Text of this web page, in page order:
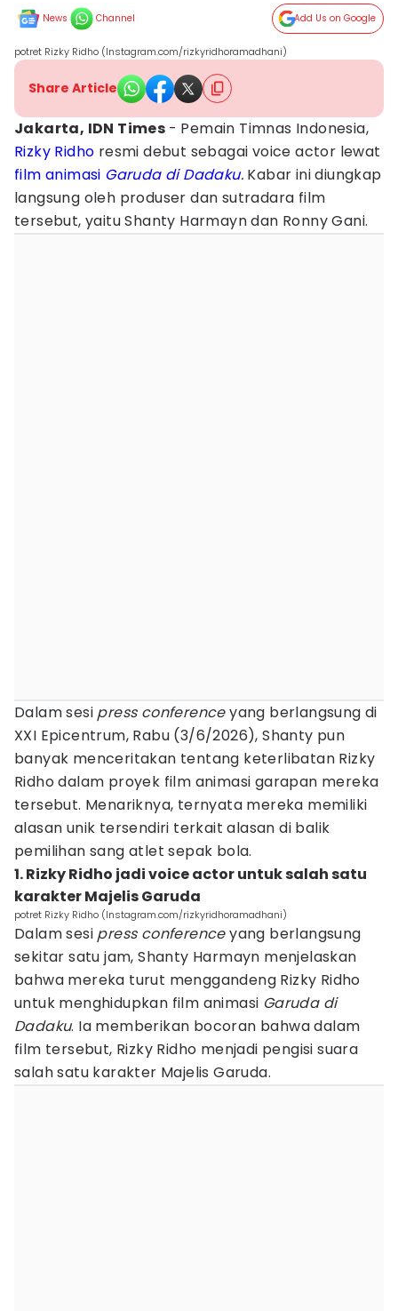
News Channel Add Us on Google
potret Rizky Ridho (Instagram.com/rizkyridhoramadhani)
Share Article
Jakarta, IDN Times - Pemain Timnas Indonesia,
Rizky Ridho resmi debut sebagai voice actor lewat
film animasi Garuda di Dadaku. Kabar ini diungkap
langsung oleh produser dan sutradara film
tersebut, yaitu Shanty Harmayn dan Ronny Gani.
Dalam sesi press conferenceyang berlangsung di
XXI Epicentrum, Rabu (3/6/2026), Shanty pun
banyak menceritakan tentang keterlibatan Rizky
Ridho dalam proyek film animasi garapan mereka
tersebut. Menariknya, ternyata mereka memiliki
alasan unik tersendiri terkait alasan di balik
pemilihan sang atlet sepak bola.
1. Rizky Ridho jadi voice actor untuk salah satu
karakter Majelis Garuda
potret Rizky Ridho (Instagram.com/rizkyridhoramadhani)
Dalam sesi press conferenceyang berlangsung
sekitar satu jam, Shanty Harmayn menjelaskan
bahwa mereka turut menggandeng Rizky Ridho
untuk menghidupkan film animasi Garuda di
Dadaku. Ia memberikan bocoran bahwa dalam
film tersebut, Rizky Ridho menjadi pengisi suara
salah satu karakter Majelis Garuda.